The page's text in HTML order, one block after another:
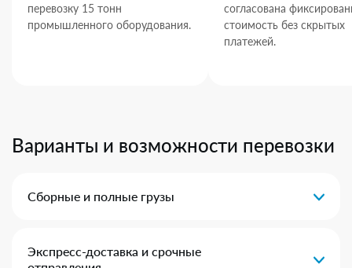
перевозку 15 тонн
промышленного оборудования.
согласована
стоимость без скрытых
платежей.
Варианты и возможности перевозки
Сборные и полные грузы
Экспресс-доставка и срочные